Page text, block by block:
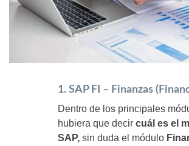
1. SAP FI – Finanzas
Dentro de los principales
hubiera que decir cuál es el
SAP, sin duda el módulo